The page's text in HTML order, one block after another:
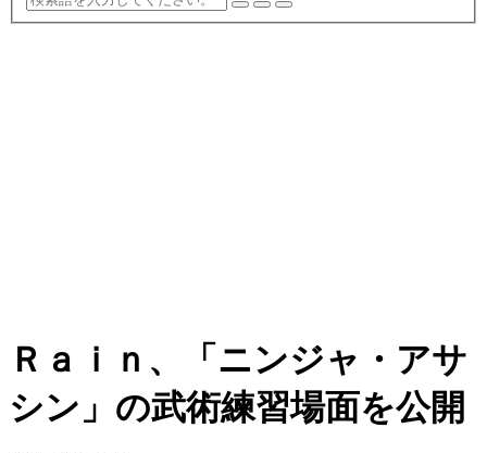
Ｒａｉｎ、「ニンジャ・アサ
シン」の武術練習場面を公開